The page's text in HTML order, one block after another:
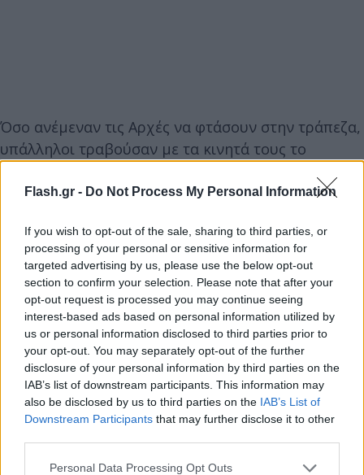
Flash.gr - Do Not Process My Personal Information
If you wish to opt-out of the sale, sharing to third parties, or
processing of your personal or sensitive information for
targeted advertising by us, please use the below opt-out
section to confirm your selection. Please note that after your
opt-out request is processed you may continue seeing
interest-based ads based on personal information utilized by
us or personal information disclosed to third parties prior to
your opt-out. You may separately opt-out of the further
disclosure of your personal information by third parties on the
IAB’s list of downstream participants. This information may
also be disclosed by us to third parties on the IAB’s List of
Downstream Participants that may further disclose it to other
Please note that this website/app uses one or more Google
Personal Data Processing Opt Outs
Όσο ανέμεναν τις Αρχές να φτάσουν στην τράπεζα,
υπάλληλοι τραβούσαν με τα κινητά τους το
να σημειώσουν στη νεαρή γυναίκα ότι ο άνδρας
«Δεν πιστεύω ότι αυτό που κάνετε είναι νόμιμο.
Δεν φαίνεται πολύ καλά ο κύριος. Είναι πολύ
χλωμός» παρατήρησε υπάλληλος της τράπεζας με
την γυναίκα να απαντά «έτσι είναι πάντα» και να
προσθέτει απευθυνόμενη προς τον - νεκρό - άνδρα
στο αμαξίδιο «αν δεν αισθάνεσαι καλά μπορώ να σε
πάω στο νοσοκομείο. Θέλεις να πάμε πάλι στο
ξενοδοχείο;».
in Rio de Janeiro Brazil a women (Érika de Souza